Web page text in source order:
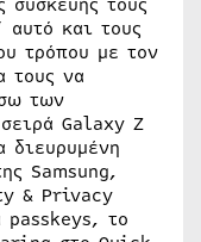
αυτό και τους
τρόπου με τον
τους να
των
Galaxy Z
διευρυμένη
Samsung,
& Privacy
το